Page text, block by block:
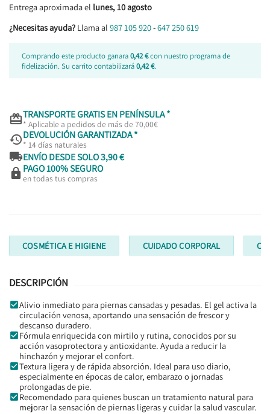
Entrega aproximada el lunes, 10 agosto
¿Necesitas ayuda? Llama al 987 105 920-647 250 619
Comprando este producto ganara0,42 €con nuestro programa de
fidelización. Su carrito contabilizará0,42 €.
TRANSPORTE GRATIS EN PENÍNSULA *
* Aplicable a pedidos de más de 70,00€
DEVOLUCIÓN GARANTIZADA *
* 14 días naturales
ENVÍO DESDE SOLO 3,90 €
 PAGO 100% SEGURO
en todas tus compras
COSMÉTICA E HIGIENE CUIDADO CORPORAL
DESCRIPCIÓN
Alivio inmediato para piernas cansadas y pesadas. El gel activa la
circulación venosa, aportando una sensación de frescor y
descanso duradero.
Fórmula enriquecida con mirtilo y rutina, conocidos por su
acción vasoprotectora y antioxidante. Ayuda a reducir la
hinchazón y mejorar el confort.
Textura ligera y de rápida absorción. Ideal para uso diario,
especialmente en épocas de calor, embarazo o jornadas
prolongadas de pie.
Recomendado para quienes buscan un tratamiento natural para
mejorar la sensación de piernas ligeras y cuidar la salud vascular.